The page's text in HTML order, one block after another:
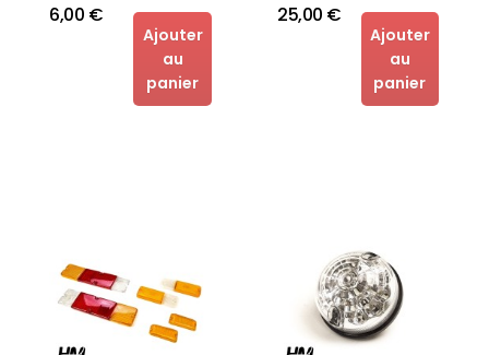
6,00 €
Ajouter
au
panier
25,00 €
Ajouter
au
panier